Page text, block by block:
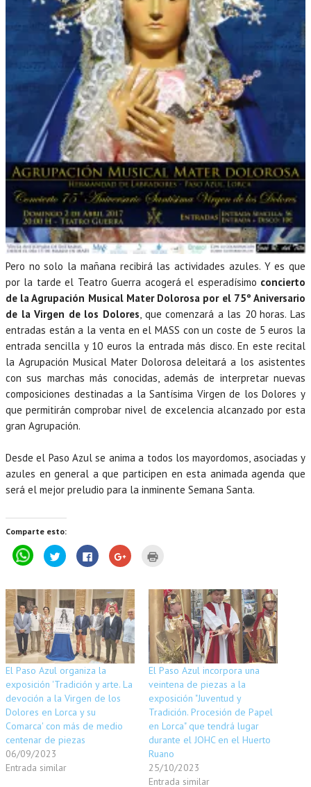
Pero no solo la mañana recibirá las actividades azules. Y es que
por la tarde el Teatro Guerra acogerá el esperadísimo concierto
de la Agrupación Musical Mater Dolorosa por el 75º Aniversario
de la Virgen de los Dolores, que comenzará a las 20 horas. Las
entradas están a la venta en el MASS con un coste de 5 euros la
entrada sencilla y 10 euros la entrada más disco. En este recital
la Agrupación Musical Mater Dolorosa deleitará a los asistentes
con sus marchas más conocidas, además de interpretar nuevas
composiciones destinadas a la Santísima Virgen de los Dolores y
que permitirán comprobar nivel de excelencia alcanzado por esta
gran Agrupación.
Desde el Paso Azul se anima a todos los mayordomos, asociadas y
azules en general a que participen en esta animada agenda que
será el mejor preludio para la inminente Semana Santa.
Comparte esto:
P
u
a
p
a
r
a
c
o
m
p
a
r
i
r
e
n
h
a
t
s
A
p
H
a
l
c
p
a
r
a
o
m
p
r
r
n
T
w
t
H
a
l
c
p
a
r
a
c
o
m
p
r
t
i
r
n
H
a
l
i
c
p
a
r
a
c
o
m
r
l
p
a
i
m
p
r
i
m
i
r
(
S
e
a
b
r
e
e
n
El Paso Azul organiza la
exposición 'Tradición y arte. La
devoción a la Virgen de los
Dolores en Lorca y su
Comarca' con más de medio
centenar de piezas
06/09/2023
Entrada similar
El Paso Azul incorpora una
veintena de piezas a la
exposición "Juventud y
Tradición. Procesión de Papel
en Lorca" que tendrá lugar
durante el JOHC en el Huerto
Ruano
25/10/2023
Entrada similar